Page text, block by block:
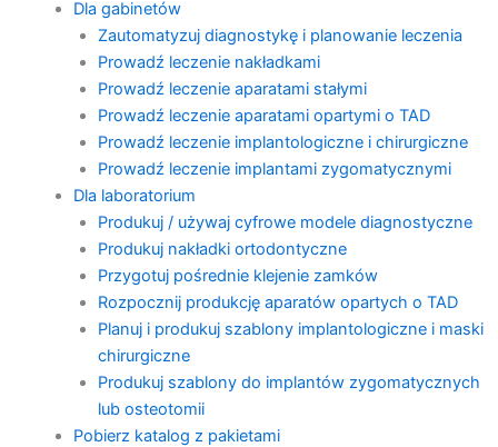
Dla gabinetów
Zautomatyzuj diagnostykę i planowanie leczenia
Prowadź leczenie nakładkami
Prowadź leczenie aparatami stałymi
Prowadź leczenie aparatami opartymi o TAD
Prowadź leczenie implantologiczne i chirurgiczne
Prowadź leczenie implantami zygomatycznymi
Dla laboratorium
Produkuj / używaj cyfrowe modele diagnostyczne
Produkuj nakładki ortodontyczne
Przygotuj pośrednie klejenie zamków
Rozpocznij produkcję aparatów opartych o TAD
Planuj i produkuj szablony implantologiczne i maski
chirurgiczne
Produkuj szablony do implantów zygomatycznych
lub osteotomii
Pobierz katalog z pakietami